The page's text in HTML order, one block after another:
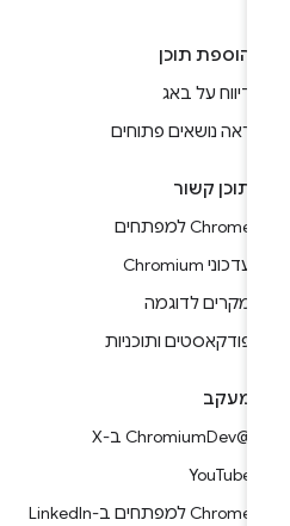
הוספת תוכן
דיווח על באג
ראה נושאים פתוחים
תוכן קשור
Chrome למפתחים
עדכוני Chromium
מקרים לדוגמה
פודקאסטים ותוכניות
מעקב
YouTube
Chrome למפתחים ב-LinkedIn